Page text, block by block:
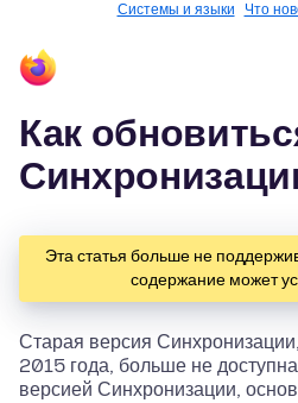
Системы и языки Что
Как
Эта статья больше не
содержание может
Старая версия
2015 года, больше не
версией Синхронизации,